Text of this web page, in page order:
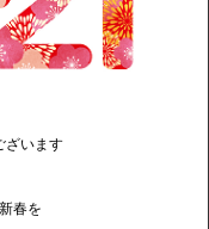
ざいます
春を